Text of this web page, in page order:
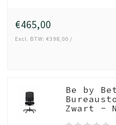
€465,00
Excl. BTW: €398,00 /
Be by
Zwart -